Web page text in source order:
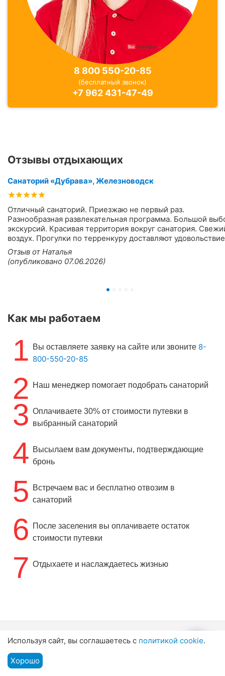
8 800 550-20-85
(бесплатный звонок)
+7 962 431-47-49
Отзывы отдыхающих
Санаторий «Дубрава», Железноводск
Отличный санаторий. Приезжаю не первый раз.
Разнообразная развлекательная программа. Большой
экскурсий. Красивая территория вокруг санатория.
воздух. Прогулки по терренкуру доставляют
Отзыв от Наталья
(опубликовано 07.06.2026)
Как мы работаем
1 Вы оставляете заявку на сайте или звоните 8-
800-550-20-85
2 Наш менеджер помогает подобрать санаторий
3 Оплачиваете 30% от стоимости путевки в
выбранный санаторий
4 Высылаем вам документы, подтверждающие
бронь
5
Встречаем вас и бесплатно отвозим в
санаторий
6
После заселения вы оплачиваете остаток
стоимости путевки
7 Отдыхаете и наслаждаетесь жизнью
Горячая линия
Меню
Используя сайт, вы соглашаетесь с политикой cookie.
Хорошо